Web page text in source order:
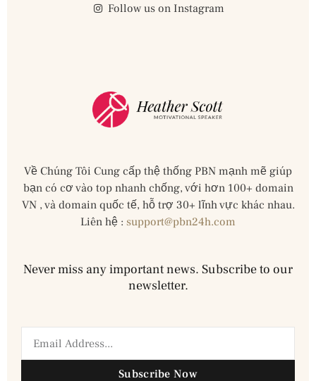
Follow us on Instagram
Về Chúng Tôi Cung cấp thệ thống PBN mạnh mẽ giúp
bạn có cơ vào top nhanh chống, với hơn 100+ domain
VN , và domain quốc tế, hỗ trợ 30+ lĩnh vực khác nhau.
Liên hệ : support@pbn24h.com
Never miss any important news. Subscribe to our
newsletter.
Subscribe Now